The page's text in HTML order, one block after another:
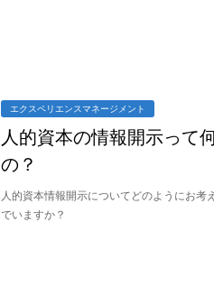
エクスペリエンスマネージメント
人的資本の情報開示って
の？
人的資本情報開示についてどのようにお考
でいますか？